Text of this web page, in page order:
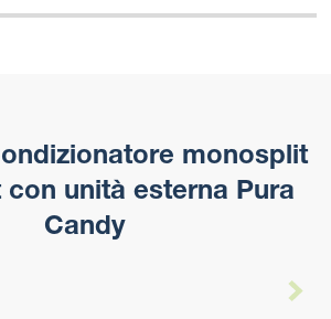
monosplit
con unità esterna Pura
Candy